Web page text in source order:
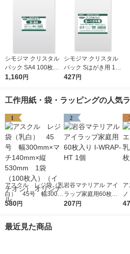
シモジマ クリスタル
パック SA4 100枚入 6
739200 1袋(100枚入)
1,160円
シモジマ クリスタル
パック Sはがき用 100
枚入 6751700 1袋(10
427円
工作用紙・袋・ラッピングの人気
1
アスクル レジ袋（乳
白） 45号 幅300m
m×マチ140mm×縦53
リジナル
580円
2
岩谷マテリアル アイ
ラップ家庭用60枚入
り I-WRAP-HT 1個
207円
ア
号
最近見た商品